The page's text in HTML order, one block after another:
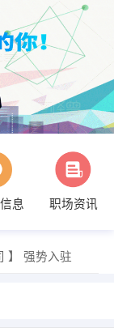
息
职场资讯
】 强势入驻